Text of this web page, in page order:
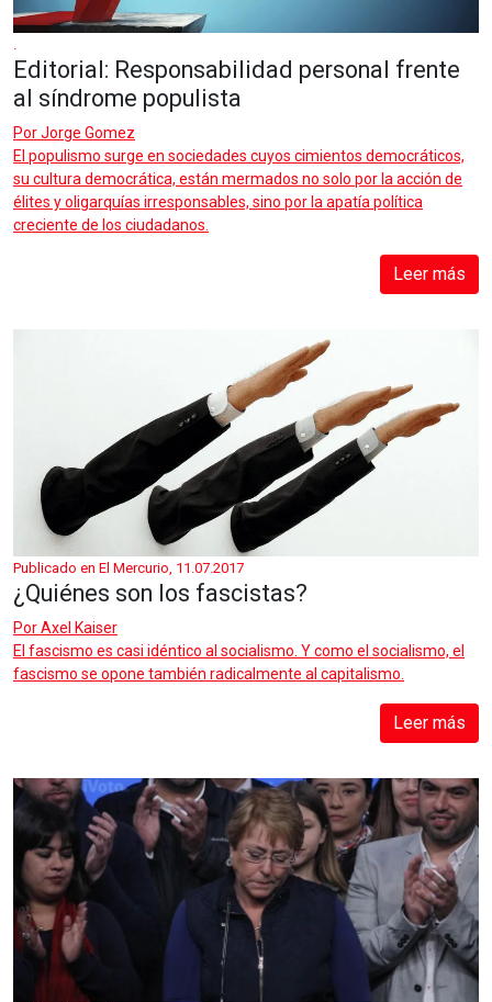
Editorial: Responsabilidad personal frente
al síndrome populista
PorJorge Gomez
El populismo surge en sociedades cuyos cimientos democráticos,
su cultura democrática, están mermados no solo por la acción de
élites y oligarquías irresponsables, sino por la apatía política
creciente de los ciudadanos.
Leer más
Publicado en El Mercurio, 11.07.2017
¿Quiénes son los fascistas?
PorAxel Kaiser
El fascismo es casi idéntico al socialismo. Y como el socialismo, el
fascismo se opone también radicalmente al capitalismo.
Leer más